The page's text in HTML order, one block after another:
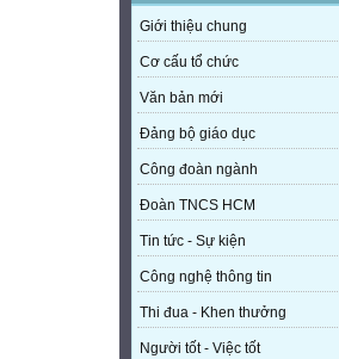
Giới thiệu chung
Cơ cấu tổ chức
Văn bản mới
Đảng bộ giáo dục
Công đoàn ngành
Đoàn TNCS HCM
Tin tức - Sự kiện
Công nghệ thông tin
Thi đua - Khen thưởng
Người tốt - Việc tốt